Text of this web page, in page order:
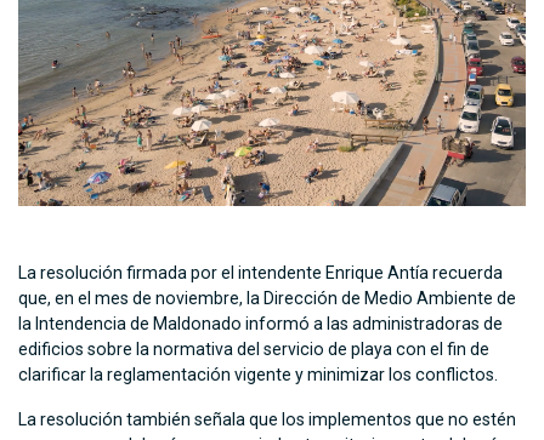
La resolución firmada por el intendente Enrique Antía recuerda
que, en el mes de noviembre, la Dirección de Medio Ambiente de
la Intendencia de Maldonado informó a las administradoras de
edificios sobre la normativa del servicio de playa con el fin de
clarificar la reglamentación vigente y minimizar los conflictos.
La resolución también señala que los implementos que no estén